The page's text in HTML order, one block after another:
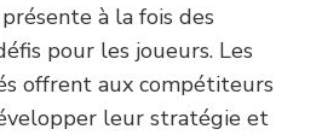
à la fois des
pour les joueurs. Les
offrent aux compétiteurs
leur stratégie et